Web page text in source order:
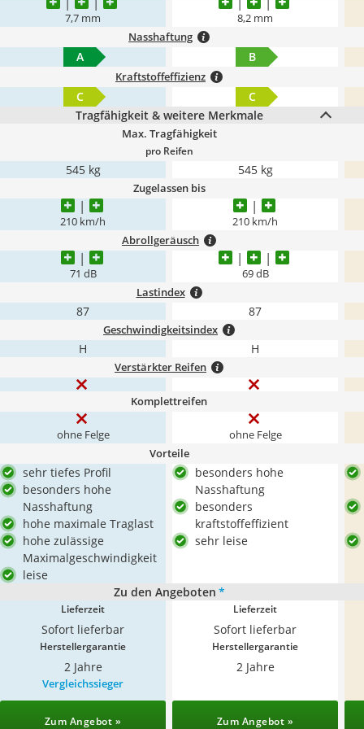
7,7 mm 8,2 mm
Nasshaftung
A B
Kraftstoffeffizienz
C
C
Tragfähigkeit & weitere Merkmale
Max. Tragfähigkeit
pro Reifen
545 kg 545 kg
Zugelassen bis
210 km/h 210 km/h
Abrollgeräusch
71 dB 69 dB
Lastindex
87 87
Geschwindigkeitsindex
H H
Verstärkter Reifen
Komplettreifen
ohne Felge ohne Felge
Vorteile
sehr tiefes Profil
besonders hohe
Nasshaftung
hohe maximale Traglast
hohe zulässige
Maximalgeschwindigkeit
leise
besonders hohe
Nasshaftung
besonders
kraftstoffeffizient
sehr leise
Zu den Angeboten *
Lieferzeit
Sofort lieferbar
Lieferzeit
Sofort lieferbar
Herstellergarantie
2 Jahre
Herstellergarantie
2 Jahre
Vergleichssieger
Zum Angebot » Zum Angebot »